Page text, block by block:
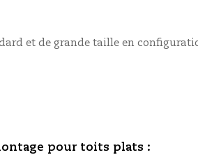
et de grande taille en
pour toits plats :